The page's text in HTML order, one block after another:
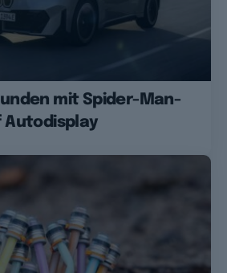
mit Spider-Man-
Autodisplay